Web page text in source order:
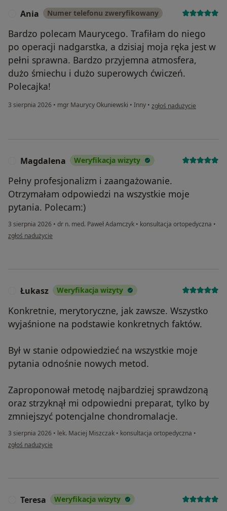
Ania Numer telefonu zweryfikowany
Bardzo polecam Maurycego. Trafiłam do niego
po operacji nadgarstka, a dzisiaj moja ręka jest w
pełni sprawna. Bardzo przyjemna atmosfera,
dużo śmiechu i dużo superowych ćwiczeń.
Polecajka!
3 sierpnia 2026 • mgr Maurycy Okuniewski • Inny • w opinii użytkownika Ania
zgłoś nadużycie
Magdalena Weryfikacja wizyty
Pełny profesjonalizm i zaangażowanie.
Otrzymałam odpowiedzi na wszystkie moje
pytania. Polecam:)
3 sierpnia 2026 • dr n. med. Paweł Adamczyk • konsultacja ortopedyczna •
w opinii użytkownika Magdalena
zgłoś nadużycie
Łukasz Weryfikacja wizyty
Konkretnie, merytoryczne, jak zawsze. Wszystko
wyjaśnione na podstawie konkretnych faktów.
Był w stanie odpowiedzieć na wszystkie moje
pytania odnośnie nowych metod.
Zaproponował metodę najbardziej sprawdzoną
oraz strzyknął mi odpowiedni preparat, tylko by
zmniejszyć potencjalne chondromalacje.
3 sierpnia 2026 • lek. Maciej Miszczak • konsultacja ortopedyczna •
w opinii użytkownika Łukasz
zgłoś nadużycie
Teresa Weryfikacja wizyty